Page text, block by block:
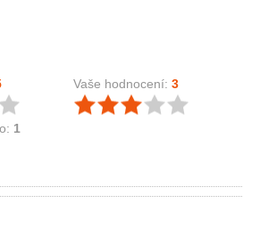
1
Vaše hodnocení: 3